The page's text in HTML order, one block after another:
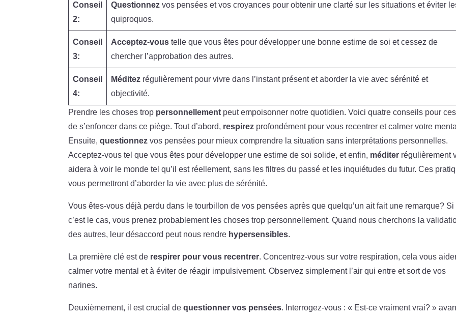
Conseil
2:
Questionnez vos pensées et vos croyances pour obtenir une clarté sur les situations et éviter
quiproquos.
Conseil
3:
Acceptez-vous telle que vous êtes pour développer une bonne estime de soi et cessez de
chercher l’approbation des autres.
Conseil
4:
Méditez régulièrement pour vivre dans l’instant présent et aborder la vie avec sérénité et
objectivité.
Prendre les choses trop personnellement peut empoisonner notre quotidien. Voici quatre conseils pour
de s’enfoncer dans ce piège. Tout d’abord, respirez profondément pour vous recentrer et calmer votre
Ensuite,questionnez vos pensées pour mieux comprendre la situation sans interprétations personnelles.
Acceptez-vous tel que vous êtes pour développer une estime de soi solide, et enfin, méditer régulièrement
aidera à voir le monde tel qu’il est réellement, sans les filtres du passé et les inquiétudes du futur. Ces
vous permettront d’aborder la vie avec plus de sérénité.
Vous êtes-vous déjà perdu dans le tourbillon de vos pensées après que quelqu’un ait fait une remarque? Si
c’est le cas, vous prenez probablement les choses trop personnellement. Quand nous cherchons la
des autres, leur désaccord peut nous rendre hypersensibles.
La première clé est de respirer pour vous recentrer. Concentrez-vous sur votre respiration, cela vous
calmer votre mental et à éviter de réagir impulsivement. Observez simplement l’air qui entre et sort de vos
narines.
Deuxièmement, il est crucial dequestionner vos pensées. Interrogez-vous : « Est-ce vraiment vrai? »